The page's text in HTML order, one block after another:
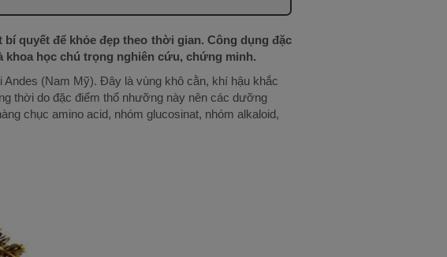
quyết để khỏe đẹp theo thời gian. Công dụng đặc
học chú trọng nghiên cứu, chứng minh.
(Nam Mỹ). Đây là vùng khô cằn, khí hậu khắc
thời do đặc điểm thổ nhưỡng này nên các dưỡng
chục amino acid, nhóm glucosinat, nhóm alkaloid,